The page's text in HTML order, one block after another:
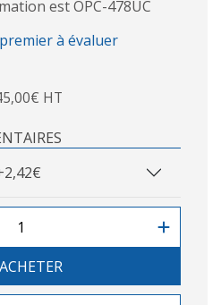
est OPC-478UC
à évaluer
HT